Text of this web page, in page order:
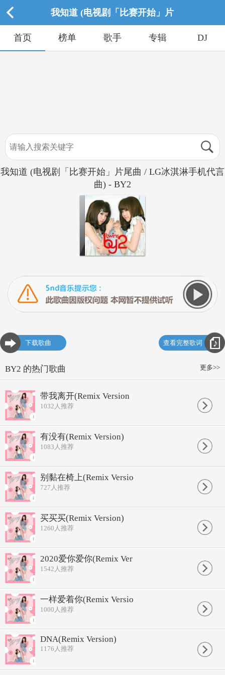
我知道 (电视剧「比赛开始」片
首页 榜单 歌手 专辑 DJ
我知道 (电视剧「比赛开始」片尾曲 / LG冰淇淋手机代言
曲) - BY2
下载歌曲 查看完整歌词
更多>>
BY2 的热门歌曲
带我离开(Remix Version
1032 人推荐
有没有(Remix Version)
1083 人推荐
别黏在椅上(Remix Versio
727 人推荐
买买买(Remix Version)
1260 人推荐
2020爱你爱你(Remix Ver
1542 人推荐
一样爱着你(Remix Versio
1000 人推荐
DNA(Remix Version)
1176 人推荐